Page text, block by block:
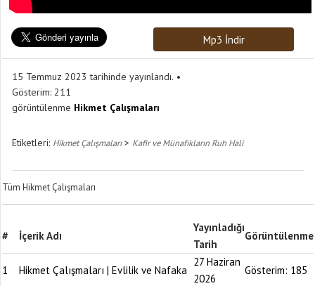
Mp3 İndir
15 Temmuz 2023 tarihinde yayınlandı.
Gösterim: 211
görüntülenme Hikmet Çalışmaları
Etiketleri: Hikmet Çalışmaları> Kafir ve Münafıkların Ruh Hali
Tüm Hikmet Çalışmaları
# İçerik Adı
Yayınladığı
Tarih
Görüntülenme
1 Hikmet Çalışmaları | Evlilik ve Nafaka
27 Haziran
2026
Gösterim: 185